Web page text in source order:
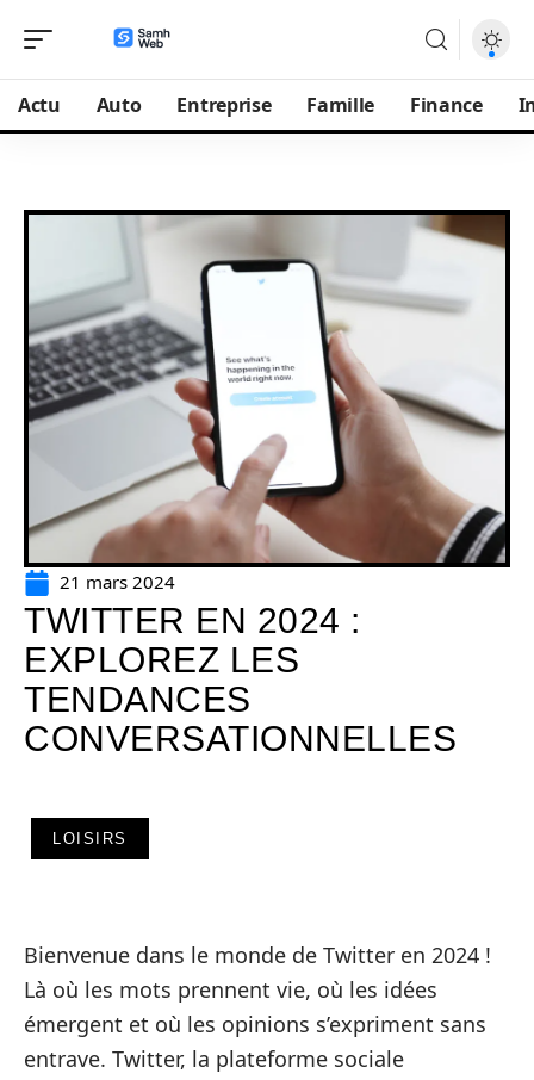
Actu Auto Entreprise Famille Finance
21 mars 2024
TWITTER EN 2024 :
EXPLOREZ LES
TENDANCES
CONVERSATIONNELLES
LOISIRS
Bienvenue dans le monde de Twitter en 2024 !
Là où les mots prennent vie, où les idées
émergent et où les opinions s’expriment sans
entrave. Twitter, la plateforme sociale